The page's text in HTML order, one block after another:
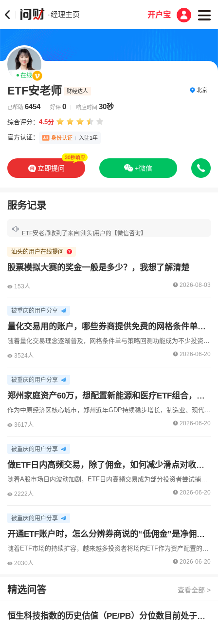
·经理主页 开户宝
在线
ETF安老师 财经达人 北京
已帮助 6454 好评 0 响应时间 30秒
综合评分： 4.5分
官方认证： 身份认证 入驻1年
立即提问 +微信
服务记录
ETF安老师收到了来自[汕头]用户的【微信咨询】
ETF安老师收到了来自[天津]用户的【预约咨询】
ETF安老师收到了来自[北京]用户的【预约咨询】
ETF安老师收到了来自[合肥]用户的【预约咨询】
ETF安老师收到了来自[北京]用户的【微信咨询】
ETF安老师收到了来自[北京]用户的【预约咨询】
ETF安老师收到了来自[南京]用户的【预约咨询】
ETF安老师收到了来自[北京]用户的【在线咨询】
ETF安老师收到了来自[汕头]用户的【预约咨询】
ETF安老师收到了来自[汕头]用户的【在线咨询】
汕头的用户在线提问
股票模拟大赛的奖金一般是多少？，我想了解清楚
153人 2026-08-03
被重庆的用户分享
量化交易用的账户，哪些券商提供免费的网格条件单和策略回测功能？
随着量化交易理念逐渐普及，网格条件单与策略回测功能成为不少投资者优化交易效率、验证策略有效性的核心工具。当前市场震荡行情频发，投资者希望借助这类工具实现自动分批买卖、提前校验策略逻辑，但实际操作...
3524人 2026-06-20
被重庆的用户分享
郑州家庭资产60万，想配置新能源和医疗ETF组合，开户时怎么平衡交易成本和投顾服务？
作为中原经济区核心城市，郑州近年GDP持续稳步增长，制造业、现代物流与新能源配套产业成为经济增长核心引擎，本地家庭理财需求呈现出明显的务实性与产业关联性。对于手握60万资产的郑州家庭而言，选择新...
3617人 2026-06-20
被重庆的用户分享
做ETF日内高频交易，除了佣金，如何减少滑点对收益的影响？
随着A股市场日内波动加剧，ETF日内高频交易成为部分投资者尝试捕捉短期价差的方式，但滑点作为隐性成本，往往会大幅侵蚀交易收益。滑点指的是实际成交价格与预期挂单价格的偏差，在流动性不足或行情快速切...
2222人 2026-06-20
被重庆的用户分享
开通ETF账户时，怎么分辨券商说的“低佣金”是净佣还是全佣？交割单里看哪项？
随着ETF市场的持续扩容，越来越多投资者将场内ETF作为资产配置的核心工具，交易成本的控制成为大家关注的重点。不过不少投资者在开通账户时，常被券商提及的“低佣金”概念混淆，分不清是净佣还是全佣，...
2030人 2026-06-20
精选问答 查看全部 >
恒生科技指数的历史估值（PE/PB）分位数目前处于什么水平？